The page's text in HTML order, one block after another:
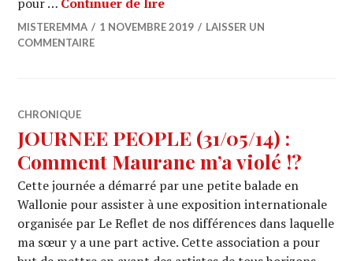
MISTEREMMA 1 NOVEMBRE 2019
LAISSER UN
COMMENTAIRE
CHRONIQUE
JOURNEE PEOPLE (31/05/14) :
Comment Maurane m’a violé !?
Cette journée a démarré par une petite balade en
Wallonie pour assister à une exposition internationale
organisée par Le Reflet de nos différences dans laquelle
ma sœur y a une part active. Cette association a pour